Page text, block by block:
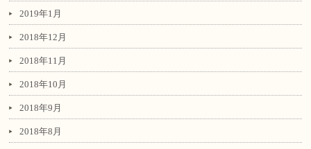
2019年1月
2018年12月
2018年11月
2018年10月
2018年9月
2018年8月